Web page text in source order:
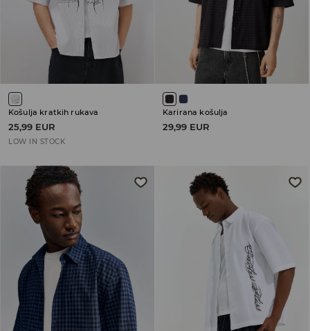
Košulja kratkih rukava
25,99 EUR
LOW IN STOCK
Karirana košulja
29,99 EUR